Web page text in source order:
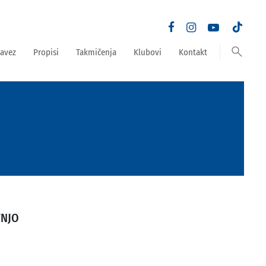
Propisi Takmičenja Klubovi Kontakt search